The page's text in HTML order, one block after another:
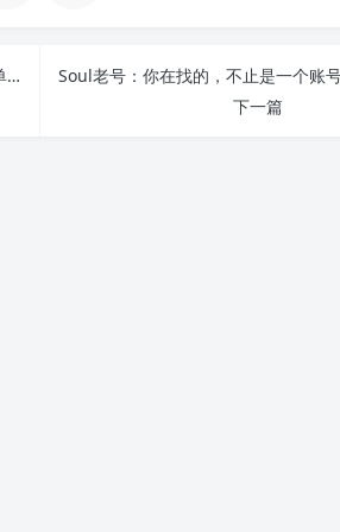
我是如何从一个兼职卖陌陌账号的小白做到全职接单的？
下一篇